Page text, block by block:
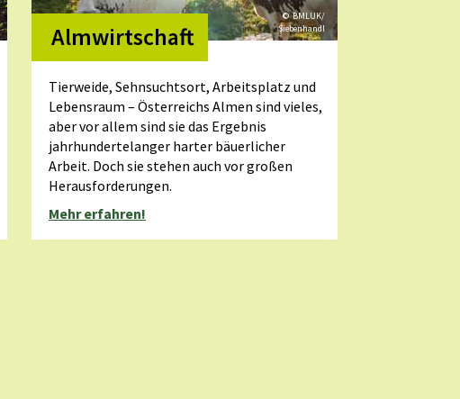
Tierweide, Sehnsuchtsort, Arbeitsplatz und
Lebensraum – Österreichs Almen sind vieles,
aber vor allem sind sie das Ergebnis
jahrhundertelanger harter bäuerlicher
Arbeit. Doch sie stehen auch vor großen
Herausforderungen.
Almwirtschaft
Mehr erfahren!
© BMLUK/
Siebenhandl